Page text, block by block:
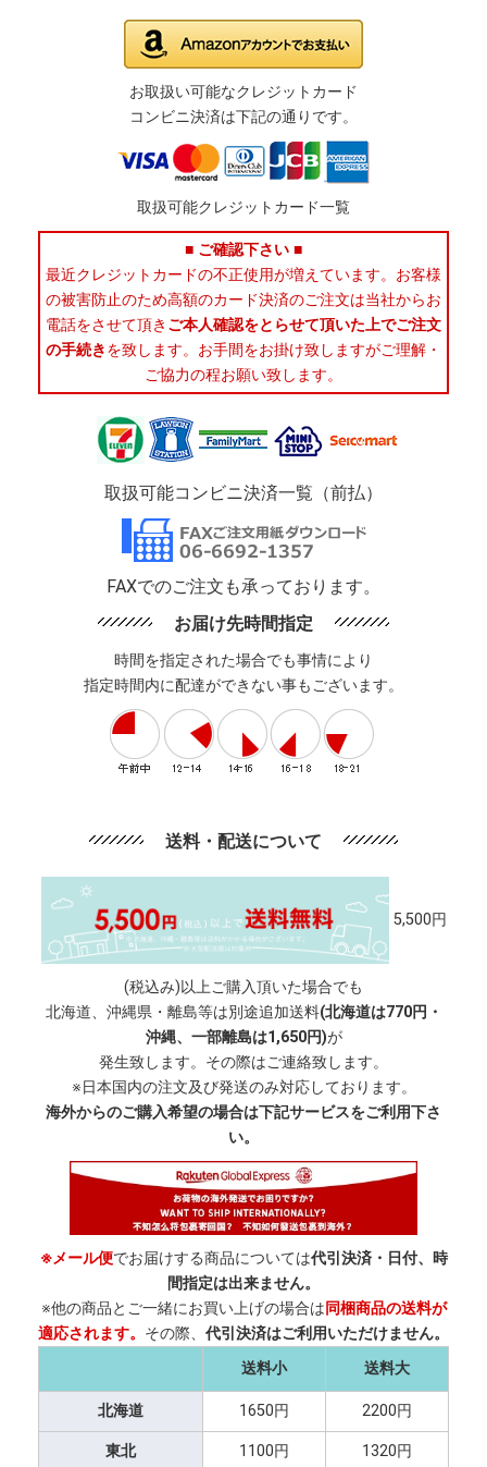
お取扱い可能なクレジットカード
コンビニ決済は下記の通りです。
取扱可能クレジットカード一覧
■ ご確認下さい ■
最近クレジットカードの不正使用が増えています。お客様
の被害防止のため高額のカード決済のご注文は当社からお
電話をさせて頂き ご本人確認をとらせて頂いた上でご注文
の手続きを致します。お手間をお掛け致しますがご理解・
ご協力の程お願い致します。
取扱可能コンビニ決済一覧（前払）
FAXでのご注文も承っております。
お届け先時間指定
時間を指定された場合でも事情により
指定時間内に配達ができない事もございます。
送料・配送について
5,500円
(税込み)以上ご購入頂いた場合でも
北海道、沖縄県・離島等は別途追加送料(北海道は770円・
沖縄、一部離島は1,650円)が
発生致します。その際はご連絡致します。
※日本国内の注文及び発送のみ対応しております。
海外からのご購入希望の場合は下記サービスをご利用下さ
い。
※メール便でお届けする商品については代引決済・日付、時
間指定は出来ません。
※他の商品とご一緒にお買い上げの場合は同梱商品の送料が
適応されます。 その際、 代引決済はご利用いただけません。
送料小
送料大
北海道 1650円 2200円
東北 1100円 1320円